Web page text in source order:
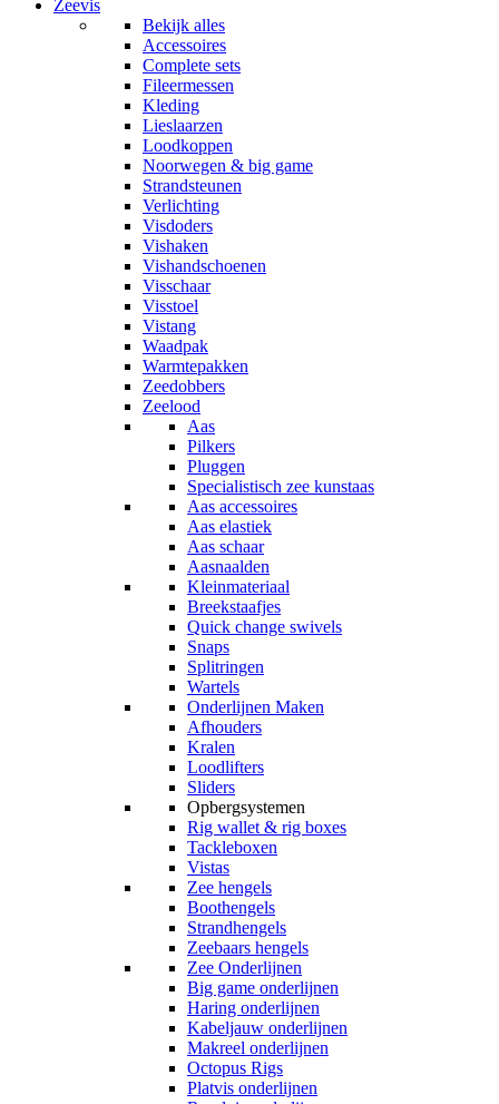
Zeevis
Bekijk alles
Accessoires
Complete sets
Fileermessen
Kleding
Lieslaarzen
Loodkoppen
Noorwegen & big game
Strandsteunen
Verlichting
Visdoders
Vishaken
Vishandschoenen
Visschaar
Visstoel
Vistang
Waadpak
Warmtepakken
Zeedobbers
Zeelood
Aas
Pilkers
Pluggen
Specialistisch zee kunstaas
Aas accessoires
Aas elastiek
Aas schaar
Aasnaalden
Kleinmateriaal
Breekstaafjes
Quick change swivels
Snaps
Splitringen
Wartels
Onderlijnen Maken
Afhouders
Kralen
Loodlifters
Sliders
Opbergsystemen
Rig wallet & rig boxes
Tackleboxen
Vistas
Zee hengels
Boothengels
Strandhengels
Zeebaars hengels
Zee Onderlijnen
Big game onderlijnen
Haring onderlijnen
Kabeljauw onderlijnen
Makreel onderlijnen
Octopus Rigs
Platvis onderlijnen